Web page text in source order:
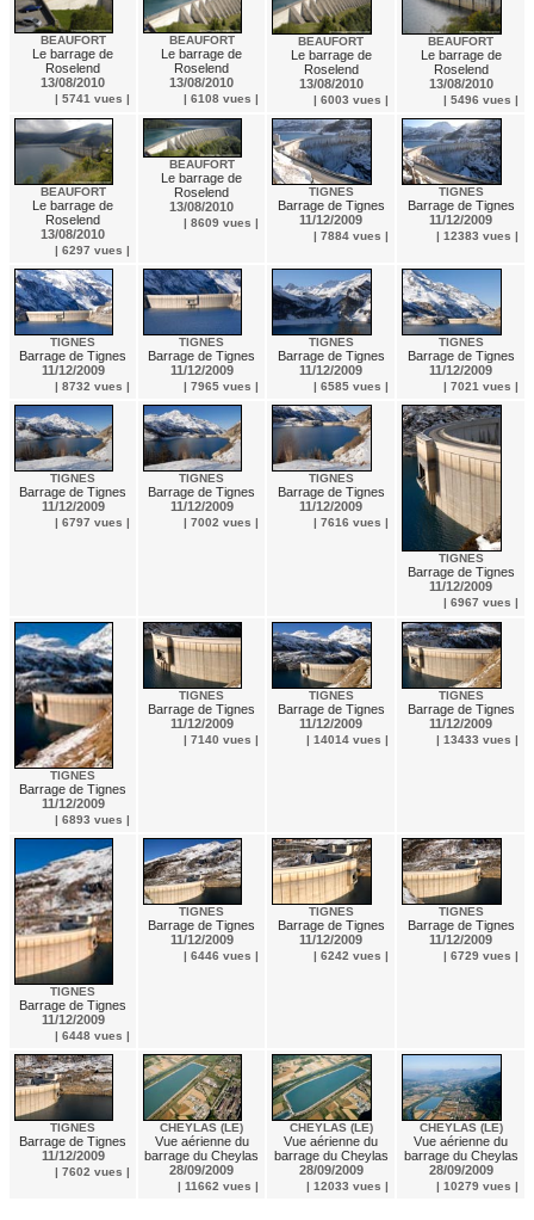
BEAUFORT
Le barrage de
Roselend
13/08/2010
| 5741 vues |
BEAUFORT
Le barrage de
Roselend
13/08/2010
| 6108 vues |
BEAUFORT
Le barrage de
Roselend
13/08/2010
| 6003 vues |
BEAUFORT
Le barrage de
Roselend
13/08/2010
| 5496 vues |
BEAUFORT
Le barrage de
Roselend
13/08/2010
| 6297 vues |
BEAUFORT
Le barrage de
Roselend
13/08/2010
| 8609 vues |
TIGNES
Barrage de Tignes
11/12/2009
| 7884 vues |
TIGNES
Barrage de Tignes
11/12/2009
| 12383 vues |
TIGNES
Barrage de Tignes
11/12/2009
| 8732 vues |
TIGNES
Barrage de Tignes
11/12/2009
| 7965 vues |
TIGNES
Barrage de Tignes
11/12/2009
| 6585 vues |
TIGNES
Barrage de Tignes
11/12/2009
| 7021 vues |
TIGNES
Barrage de Tignes
11/12/2009
| 6797 vues |
TIGNES
Barrage de Tignes
11/12/2009
| 7002 vues |
TIGNES
Barrage de Tignes
11/12/2009
| 7616 vues |
TIGNES
Barrage de Tignes
11/12/2009
| 6967 vues |
TIGNES
Barrage de Tignes
11/12/2009
| 6893 vues |
TIGNES
Barrage de Tignes
11/12/2009
| 7140 vues |
TIGNES
Barrage de Tignes
11/12/2009
| 14014 vues |
TIGNES
Barrage de Tignes
11/12/2009
| 13433 vues |
TIGNES
Barrage de Tignes
11/12/2009
| 6448 vues |
TIGNES
Barrage de Tignes
11/12/2009
| 6446 vues |
TIGNES
Barrage de Tignes
11/12/2009
| 6242 vues |
TIGNES
Barrage de Tignes
11/12/2009
| 6729 vues |
TIGNES
Barrage de Tignes
11/12/2009
| 7602 vues |
CHEYLAS (LE)
Vue aérienne du
barrage du Cheylas
28/09/2009
| 11662 vues |
CHEYLAS (LE)
Vue aérienne du
barrage du Cheylas
28/09/2009
| 12033 vues |
CHEYLAS (LE)
Vue aérienne du
barrage du Cheylas
28/09/2009
| 10279 vues |